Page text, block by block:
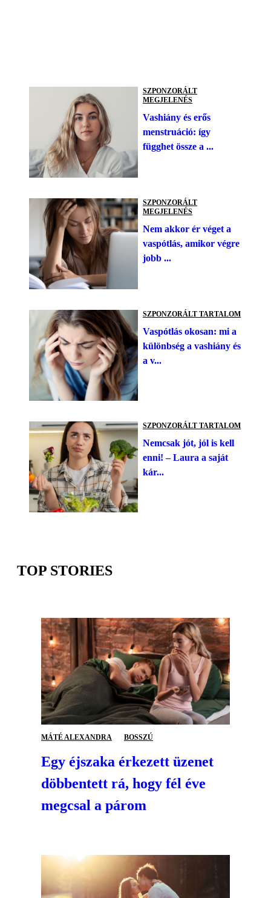
SZPONZORÁLT
MEGJELENÉS
Vashiány és erős
menstruáció: így
függhet össze a ...
SZPONZORÁLT
MEGJELENÉS
Nem akkor ér véget a
vaspótlás, amikor végre
jobb ...
SZPONZORÁLT TARTALOM
Vaspótlás okosan: mi a
különbség a vashiány és
a v...
SZPONZORÁLT TARTALOM
Nemcsak jót, jól is kell
enni! – Laura a saját
kár...
TOP STORIES
MÁTÉ ALEXANDRA BOSSZÚ
Egy éjszaka érkezett üzenet
döbbentett rá, hogy fél éve
megcsal a párom